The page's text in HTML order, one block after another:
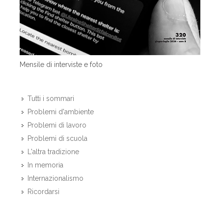
Mensile di interviste e foto
Tutti i sommari
Problemi d'ambiente
Problemi di lavoro
Problemi di scuola
L'altra tradizione
In memoria
Internazionalismo
Ricordarsi